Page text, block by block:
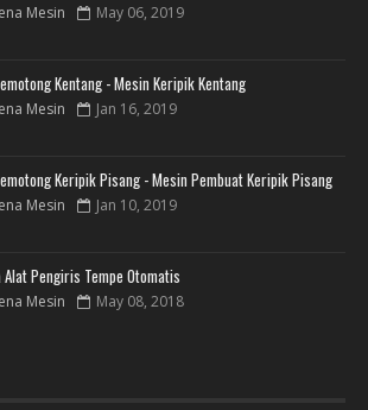
Mesin May 06, 2019
Kentang - Mesin Keripik Kentang
Mesin Jan 16, 2019
Keripik Pisang - Mesin Pembuat Keripik Pisang
Mesin Jan 10, 2019
Alat Pengiris Tempe Otomatis
Mesin May 08, 2018